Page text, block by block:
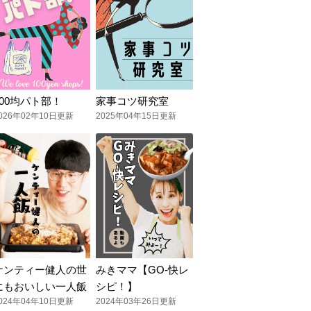
均パト部！
年02年10日更新
家事コツ研究室
2025年04年15日更新
ンティー健人の世
もおいしい一人飯
年04年10日更新
みきママ【GO-快レ
シピ！】
2024年03年26日更新